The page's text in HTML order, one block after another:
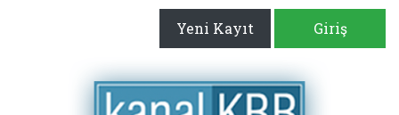
Yeni Kayıt Giriş